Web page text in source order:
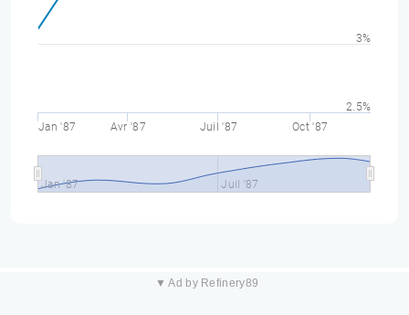
Jan '87 Avr '87 Juil '87 Oct '87
Jan '87 Juil '87
2.5%
3%
▼ Ad by Refinery89